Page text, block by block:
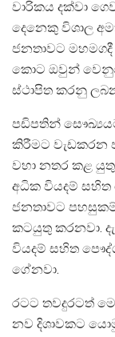
වාරිකය දක්වා
දෙනෙකු විශාල
ජනතාවට
කොට ඔවුන්
ස්ථාපිත කරනු
පඩිපතින්
කිරීමට වැඩකරන
වහා නතර කළ
අධික වියදම්
ජනතාවට
කටයුතු කරනවා.
වියදම් සහිත
ගේනවා.
රටට තවදුරටත්
නව දිශාවකට